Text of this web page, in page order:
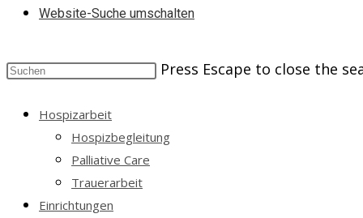
Website-Suche umschalten
Press Escape to close the
Hospizarbeit
Hospizbegleitung
Palliative Care
Trauerarbeit
Einrichtungen